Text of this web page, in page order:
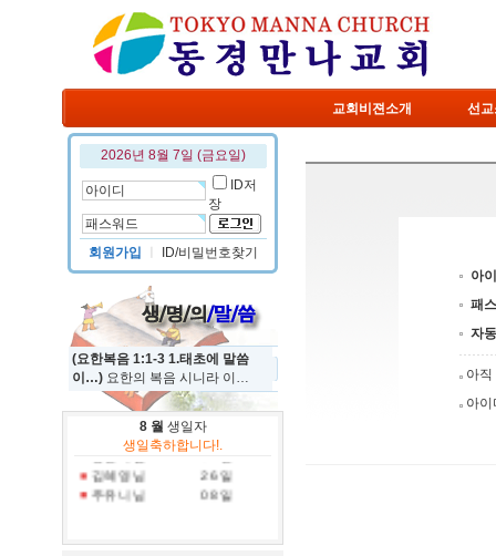
교회비젼소개 선
2026년 8월 7일 (금요일)
ID저
장
회원가입 ID/비밀번호찾기
(요한복음 1:1-3 1.태초에 말씀
이…) 요한의 복음 시니라 이…
8 월 생일자
생일축하합니다!.
정규진 님
19 일
홍진국 님
31 일
김혜영 님
26 일
주유니 님
08 일
아
패
자
아
아